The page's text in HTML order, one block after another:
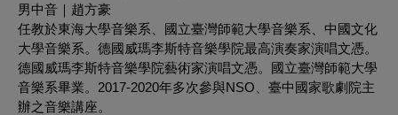
男中音｜趙方豪
任教於東海大學音樂系、國立臺灣師範大學音樂系、中國文化
大學音樂系。德國威瑪李斯特音樂學院最高演奏家演唱文憑。
德國威瑪李斯特音樂學院藝術家演唱文憑。國立臺灣師範大學
音樂系畢業。2017-2020年多次參與NSO、臺中國家歌劇院主
辦之音樂講座。